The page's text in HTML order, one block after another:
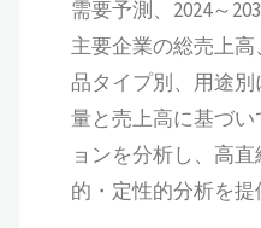
需要予測、2024～
主要企業の総売上
品タイプ別、用途
量と売上高に基づ
ョンを分析し、高
的・定性的分析を提